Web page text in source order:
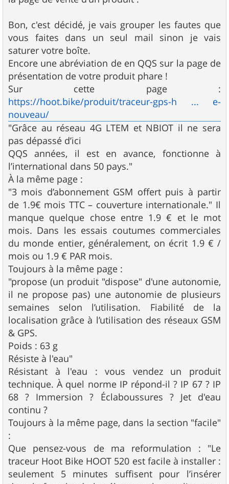
Bon, c'est décidé, je vais grouper les fautes que
vous faites dans un seul mail sinon je vais
saturer votre boîte.
Encore une abréviation de en QQS sur la page de
présentation de votre produit phare !
Sur cette page :
https://hoot.bike/produit/traceur-gps-h ... e-
nouveau/
"Grâce au réseau 4G LTEM et NBIOT il ne sera
pas dépassé d’ici
QQS années, il est en avance, fonctionne à
l’international dans 50 pays."
À la même page :
"3 mois d’abonnement GSM offert puis à partir
de 1.9€ mois TTC – couverture internationale." Il
manque quelque chose entre 1.9 € et le mot
mois. Dans les essais coutumes commerciales
du monde entier, généralement, on écrit 1.9 € /
mois ou 1.9 € PAR mois.
Toujours à la même page :
"propose (un produit "dispose" d'une autonomie,
il ne propose pas) une autonomie de plusieurs
semaines selon l’utilisation. Fiabilité de la
localisation grâce à l’utilisation des réseaux GSM
& GPS.
Poids : 63 g
Résiste à l'eau"
Résistant à l'eau : vous vendez un produit
technique. À quel norme IP répond-il ? IP 67 ? IP
68 ? Immersion ? Éclaboussures ? Jet d'eau
continu ?
Toujours à la même page, dans la section "facile"
:
Que pensez-vous de ma reformulation : "Le
traceur Hoot Bike HOOT 520 est facile à installer :
seulement 5 minutes suffisent pour l’insérer